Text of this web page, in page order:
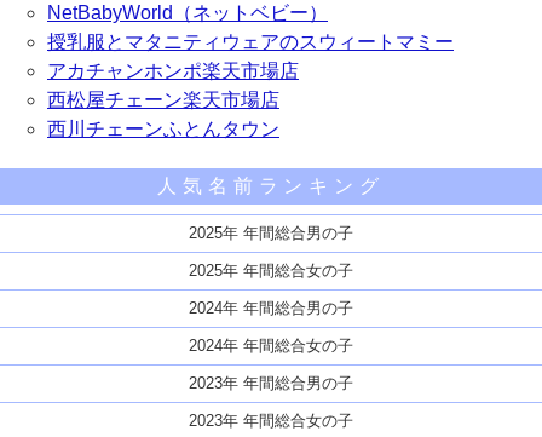
NetBabyWorld（ネットベビー）
授乳服とマタニティウェアのスウィートマミー
アカチャンホンポ楽天市場店
西松屋チェーン楽天市場店
西川チェーンふとんタウン
人気名前ランキング
2025年 年間総合男の子
2025年 年間総合女の子
2024年 年間総合男の子
2024年 年間総合女の子
2023年 年間総合男の子
2023年 年間総合女の子